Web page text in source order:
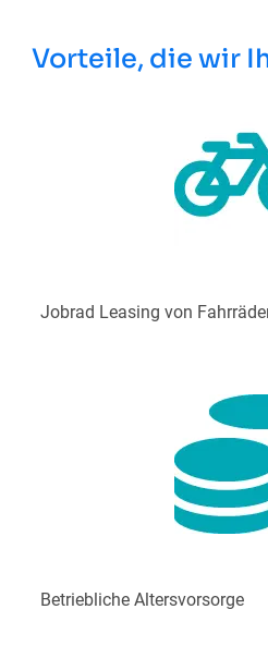
Vorteile, die wir
Jobrad Leasing von
Betriebliche Altersvorsorge